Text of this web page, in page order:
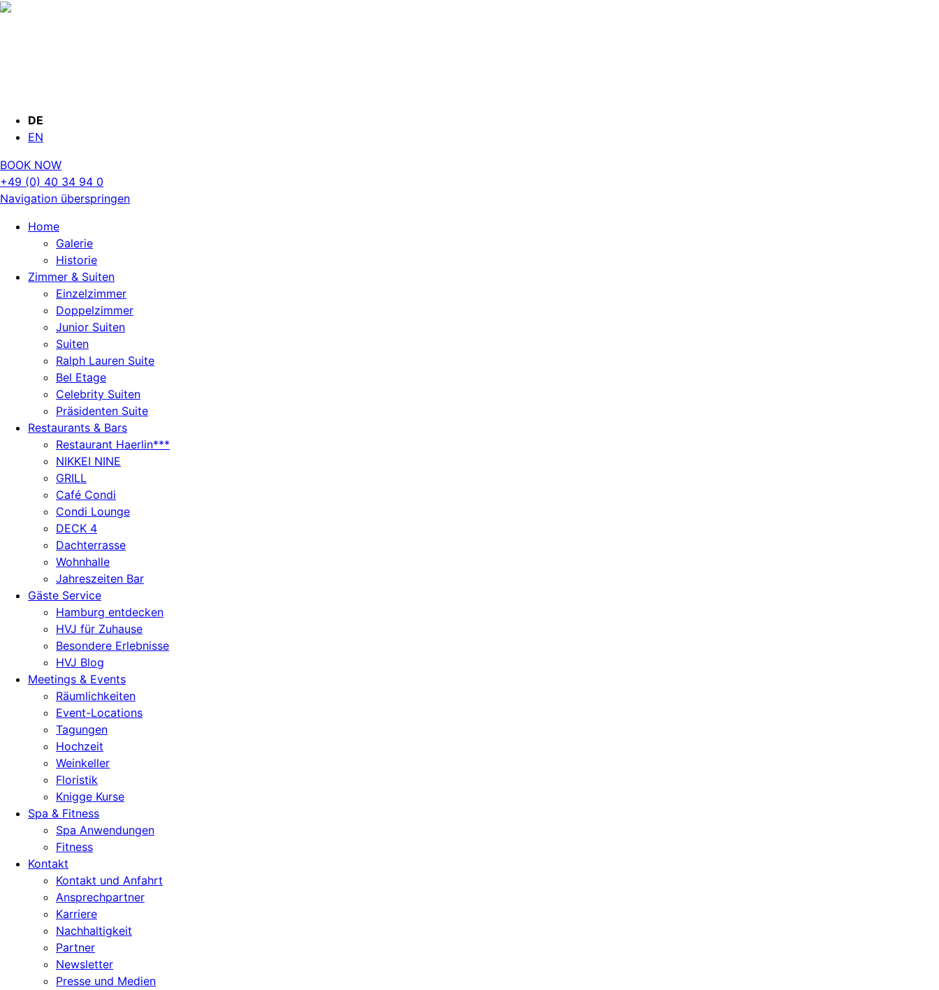
DE
EN
BOOK NOW
+49 (0) 40 34 94 0
Navigation überspringen
Home
Galerie
Historie
Zimmer & Suiten
Einzelzimmer
Doppelzimmer
Junior Suiten
Suiten
Ralph Lauren Suite
Bel Etage
Celebrity Suiten
Präsidenten Suite
Restaurants & Bars
Restaurant Haerlin***
NIKKEI NINE
GRILL
Café Condi
Condi Lounge
DECK 4
Dachterrasse
Wohnhalle
Jahreszeiten Bar
Gäste Service
Hamburg entdecken
HVJ für Zuhause
Besondere Erlebnisse
HVJ Blog
Meetings & Events
Räumlichkeiten
Event-Locations
Tagungen
Hochzeit
Weinkeller
Floristik
Knigge Kurse
Spa & Fitness
Spa Anwendungen
Fitness
Kontakt
Kontakt und Anfahrt
Ansprechpartner
Karriere
Nachhaltigkeit
Partner
Newsletter
Presse und Medien